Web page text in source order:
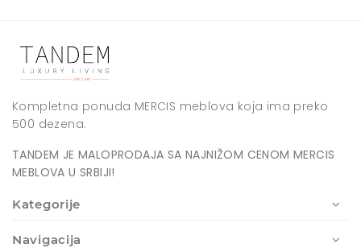
Kompletna ponuda MERCIS meblova koja ima preko
500 dezena.
TANDEM JE MALOPRODAJA SA NAJNIŽOM CENOM MERCIS
MEBLOVA U SRBIJI!
Kategorije
Navigacija